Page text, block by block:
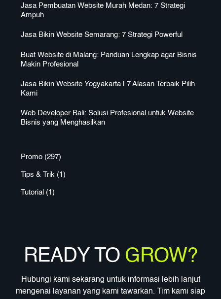
Jasa Pembuatan Website Murah Medan: 7 Strategi
Ampuh
Jasa Bikin Website Semarang: 7 Strategi Powerful
Buat Website di Malang: Panduan Lengkap agar Bisnis
Makin Profesional
Jasa Bikin Website Yogyakarta | 7 Alasan Terbaik Pilih
Kami
Web Developer Bali: Solusi Profesional untuk Website
Bisnis yang Menghasilkan
Promo (297)
Tips & Trik (1)
Tutorial (1)
READY TO GROW?
Hubungi kami sekarang untuk informasi lebih lanjut
mengenai layanan yang kami tawarkan. Tim kami siap